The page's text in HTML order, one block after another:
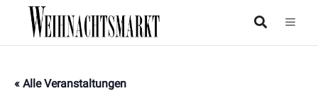
« Alle Veranstaltungen